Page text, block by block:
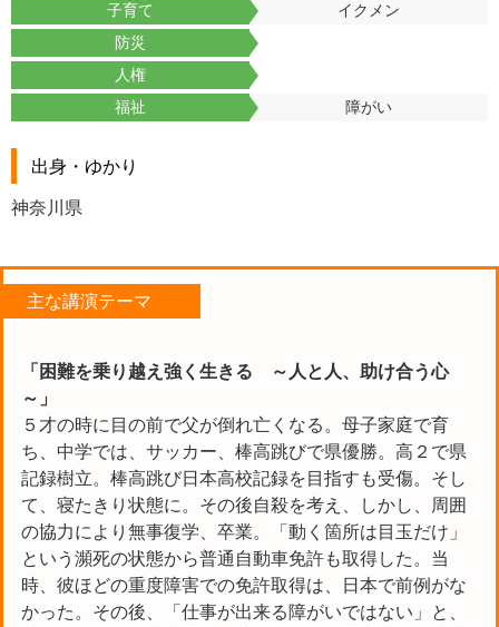
子育て
イクメン
防災
人権
福祉
障がい
出身・ゆかり
神奈川県
主な講演テーマ
「困難を乗り越え強く生きる ～人と人、助け合う心
～」
５才の時に目の前で父が倒れ亡くなる。母子家庭で育
ち、中学では、サッカー、棒高跳びで県優勝。高２で県
記録樹立。棒高跳び日本高校記録を目指すも受傷。そし
て、寝たきり状態に。その後自殺を考え、しかし、周囲
の協力により無事復学、卒業。「動く箇所は目玉だけ」
という瀕死の状態から普通自動車免許も取得した。当
時、彼ほどの重度障害での免許取得は、日本で前例がな
かった。その後、「仕事が出来る障がいではない」と、